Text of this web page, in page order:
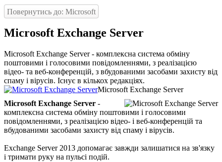
Повернутись до: Microsoft
Microsoft Exchange Server
Microsoft Exchange Server - комплексна система обміну
поштовими і голосовими повідомленнями, з реалізацією
відео- та веб-конференцій, з вбудованими засобами захисту від
спаму і вірусів. Існує в кількох редакціях.
Microsoft Exchange Server
Microsoft Exchange Server -
комплексна система обміну поштовими і голосовими
повідомленнями, з реалізацією відео- і веб-конференцій та
вбудованими засобами захисту від спаму і вірусів.
Exchange Server 2013 допомагає завжди залишатися на зв'язку
і тримати руку на пульсі подій.